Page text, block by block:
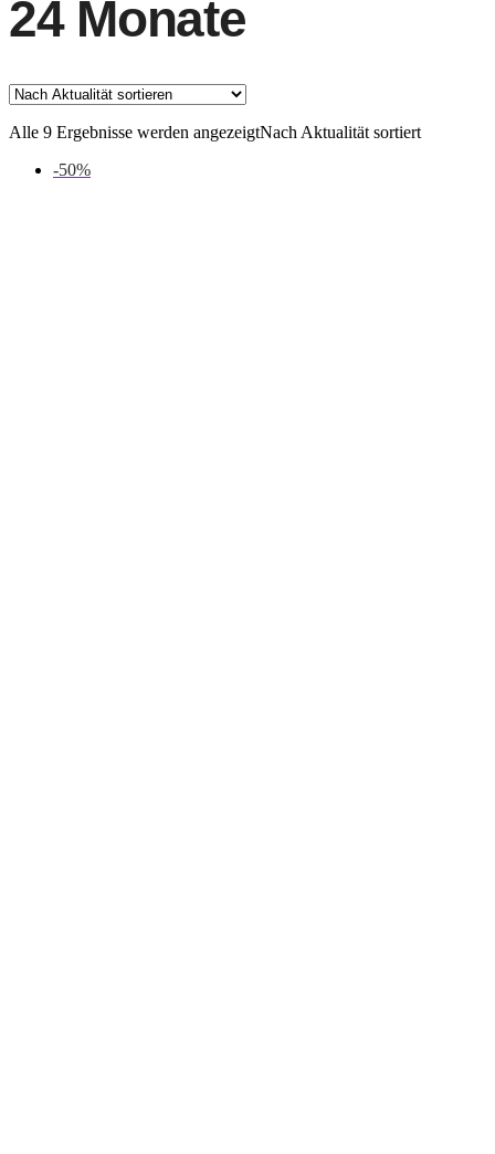
24 Monate
Alle 9 Ergebnisse werden angezeigtNach Aktualität sortiert
-50%